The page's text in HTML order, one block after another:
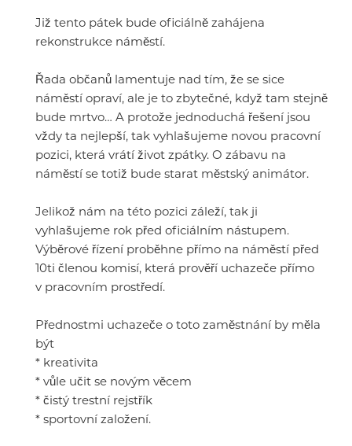
Již tento pátek bude oficiálně zahájena
rekonstrukce náměstí.
Řada občanů lamentuje nad tím, že se sice
náměstí opraví, ale je to zbytečné, když tam stejně
bude mrtvo… A protože jednoduchá řešení jsou
vždy ta nejlepší, tak vyhlašujeme novou pracovní
pozici, která vrátí život zpátky. O zábavu na
náměstí se totiž bude starat městský animátor.
Jelikož nám na této pozici záleží, tak ji
vyhlašujeme rok před oficiálním nástupem.
Výběrové řízení proběhne přímo na náměstí před
10ti členou komisí, která prověří uchazeče přímo
v pracovním prostředí.
Přednostmi uchazeče o toto zaměstnání by měla
být
* kreativita
* vůle učit se novým věcem
* čistý trestní rejstřík
* sportovní založení.